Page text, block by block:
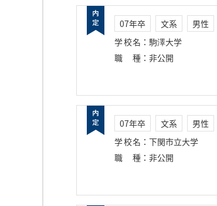
07年卒 文系
男性
学校名 ： 駒澤大学
職種 ： 非公開
07年卒 文系
男性
学校名 ： 下関市立大学
職種 ： 非公開